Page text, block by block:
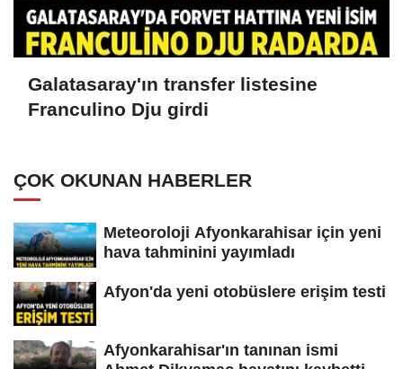
Galatasaray'ın transfer listesine
Franculino Dju girdi
ÇOK OKUNAN HABERLER
Meteoroloji Afyonkarahisar için yeni
hava tahminini yayımladı
Afyon'da yeni otobüslere erişim testi
Afyonkarahisar'ın tanınan ismi